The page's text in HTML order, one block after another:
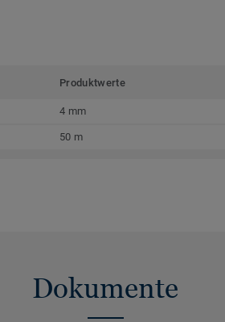
Produktwerte
4 mm
50 m
Dokumente